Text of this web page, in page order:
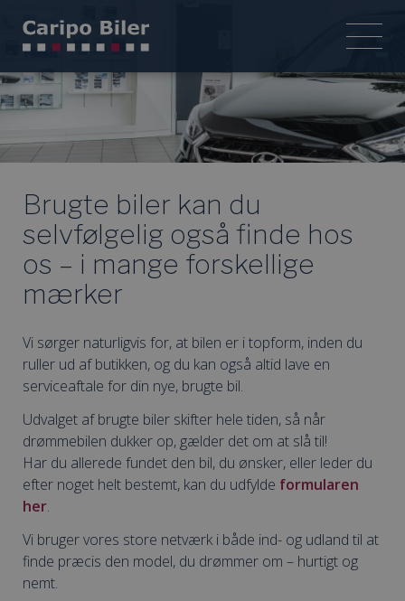
Brugte biler kan du
selvfølgelig også finde hos
os – i mange forskellige
mærker
Vi sørger naturligvis for, at bilen er i topform, inden du
ruller ud af butikken, og du kan også altid lave en
serviceaftale for din nye, brugte bil.
Udvalget af brugte biler skifter hele tiden, så når
drømmebilen dukker op, gælder det om at slå til!
Har du allerede fundet den bil, du ønsker, eller leder du
efter noget helt bestemt, kan du udfylde formularen
her.
Vi bruger vores store netværk i både ind- og udland til at
finde præcis den model, du drømmer om – hurtigt og
nemt.